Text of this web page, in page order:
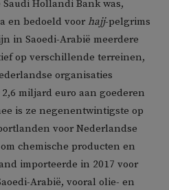
Hollandi Bank was,
en bedoeld voor hajj-pelgrims
in Saoedi-Arabië meerdere
op verschillende terreinen,
organisaties
miljard euro aan goederen
is ze negenentwintigste op
voor Nederlandse
chemische producten en
importeerde in 2017 voor
Arabië, vooral olie- en